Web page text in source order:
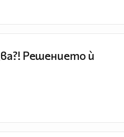
Решението ѝ